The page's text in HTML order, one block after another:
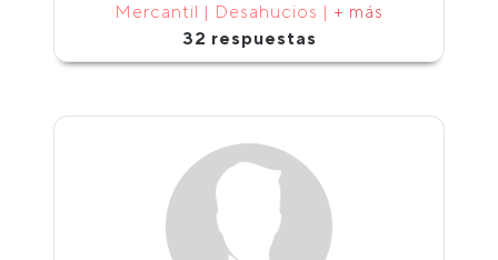
Mercantil | Desahucios | + más
32 respuestas